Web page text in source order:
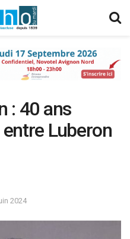
: 40 ans
Luberon
2024